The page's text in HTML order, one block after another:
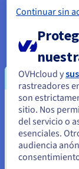
Analytics
Saque partido
sus
open source.
Descubrir
Data
Parece
Unidos
Si quiere hacer
el sitio web
Continuar sin
OVHcloud y
rastreadores
son
sitio. Nos
del servicio o
esenciales.
audiencia